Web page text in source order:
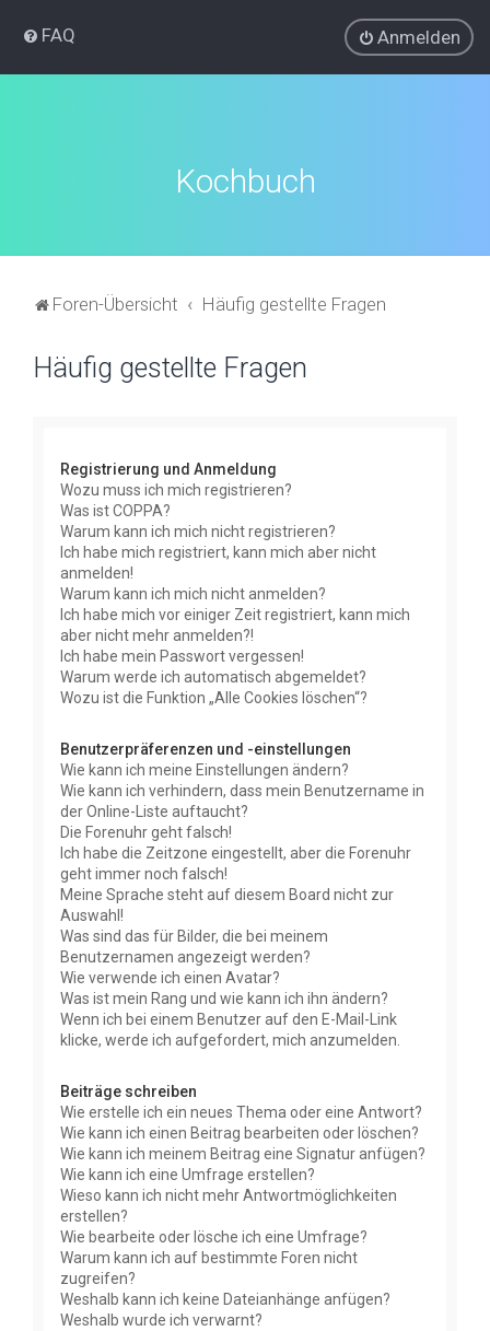
FAQ Anmelden
Kochbuch
Foren-Übersicht Häufig gestellte Fragen
Häufig gestellte Fragen
Registrierung und Anmeldung
Wozu muss ich mich registrieren?
Was ist COPPA?
Warum kann ich mich nicht registrieren?
Ich habe mich registriert, kann mich aber nicht
anmelden!
Warum kann ich mich nicht anmelden?
Ich habe mich vor einiger Zeit registriert, kann mich
aber nicht mehr anmelden?!
Ich habe mein Passwort vergessen!
Warum werde ich automatisch abgemeldet?
Wozu ist die Funktion „Alle Cookies löschen“?
Benutzerpräferenzen und -einstellungen
Wie kann ich meine Einstellungen ändern?
Wie kann ich verhindern, dass mein Benutzername in
der Online-Liste auftaucht?
Die Forenuhr geht falsch!
Ich habe die Zeitzone eingestellt, aber die Forenuhr
geht immer noch falsch!
Meine Sprache steht auf diesem Board nicht zur
Auswahl!
Was sind das für Bilder, die bei meinem
Benutzernamen angezeigt werden?
Wie verwende ich einen Avatar?
Was ist mein Rang und wie kann ich ihn ändern?
Wenn ich bei einem Benutzer auf den E-Mail-Link
klicke, werde ich aufgefordert, mich anzumelden.
Beiträge schreiben
Wie erstelle ich ein neues Thema oder eine Antwort?
Wie kann ich einen Beitrag bearbeiten oder löschen?
Wie kann ich meinem Beitrag eine Signatur anfügen?
Wie kann ich eine Umfrage erstellen?
Wieso kann ich nicht mehr Antwortmöglichkeiten
erstellen?
Wie bearbeite oder lösche ich eine Umfrage?
Warum kann ich auf bestimmte Foren nicht
zugreifen?
Weshalb kann ich keine Dateianhänge anfügen?
Weshalb wurde ich verwarnt?